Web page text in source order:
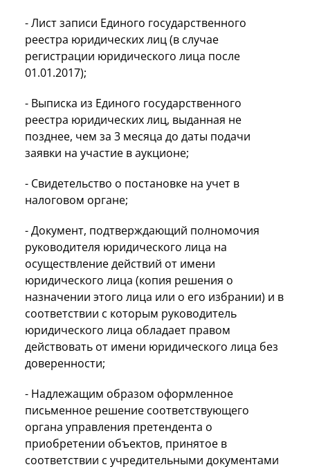
- Лист записи Единого государственного
реестра юридических лиц (в случае
регистрации юридического лица после
01.01.2017);
- Выписка из Единого государственного
реестра юридических лиц, выданная не
позднее, чем за 3 месяца до даты подачи
заявки на участие в аукционе;
- Свидетельство о постановке на учет в
налоговом органе;
- Документ, подтверждающий полномочия
руководителя юридического лица на
осуществление действий от имени
юридического лица (копия решения о
назначении этого лица или о его избрании) и в
соответствии с которым руководитель
юридического лица обладает правом
действовать от имени юридического лица без
доверенности;
- Надлежащим образом оформленное
письменное решение соответствующего
органа управления претендента о
приобретении объектов, принятое в
соответствии с учредительными документами